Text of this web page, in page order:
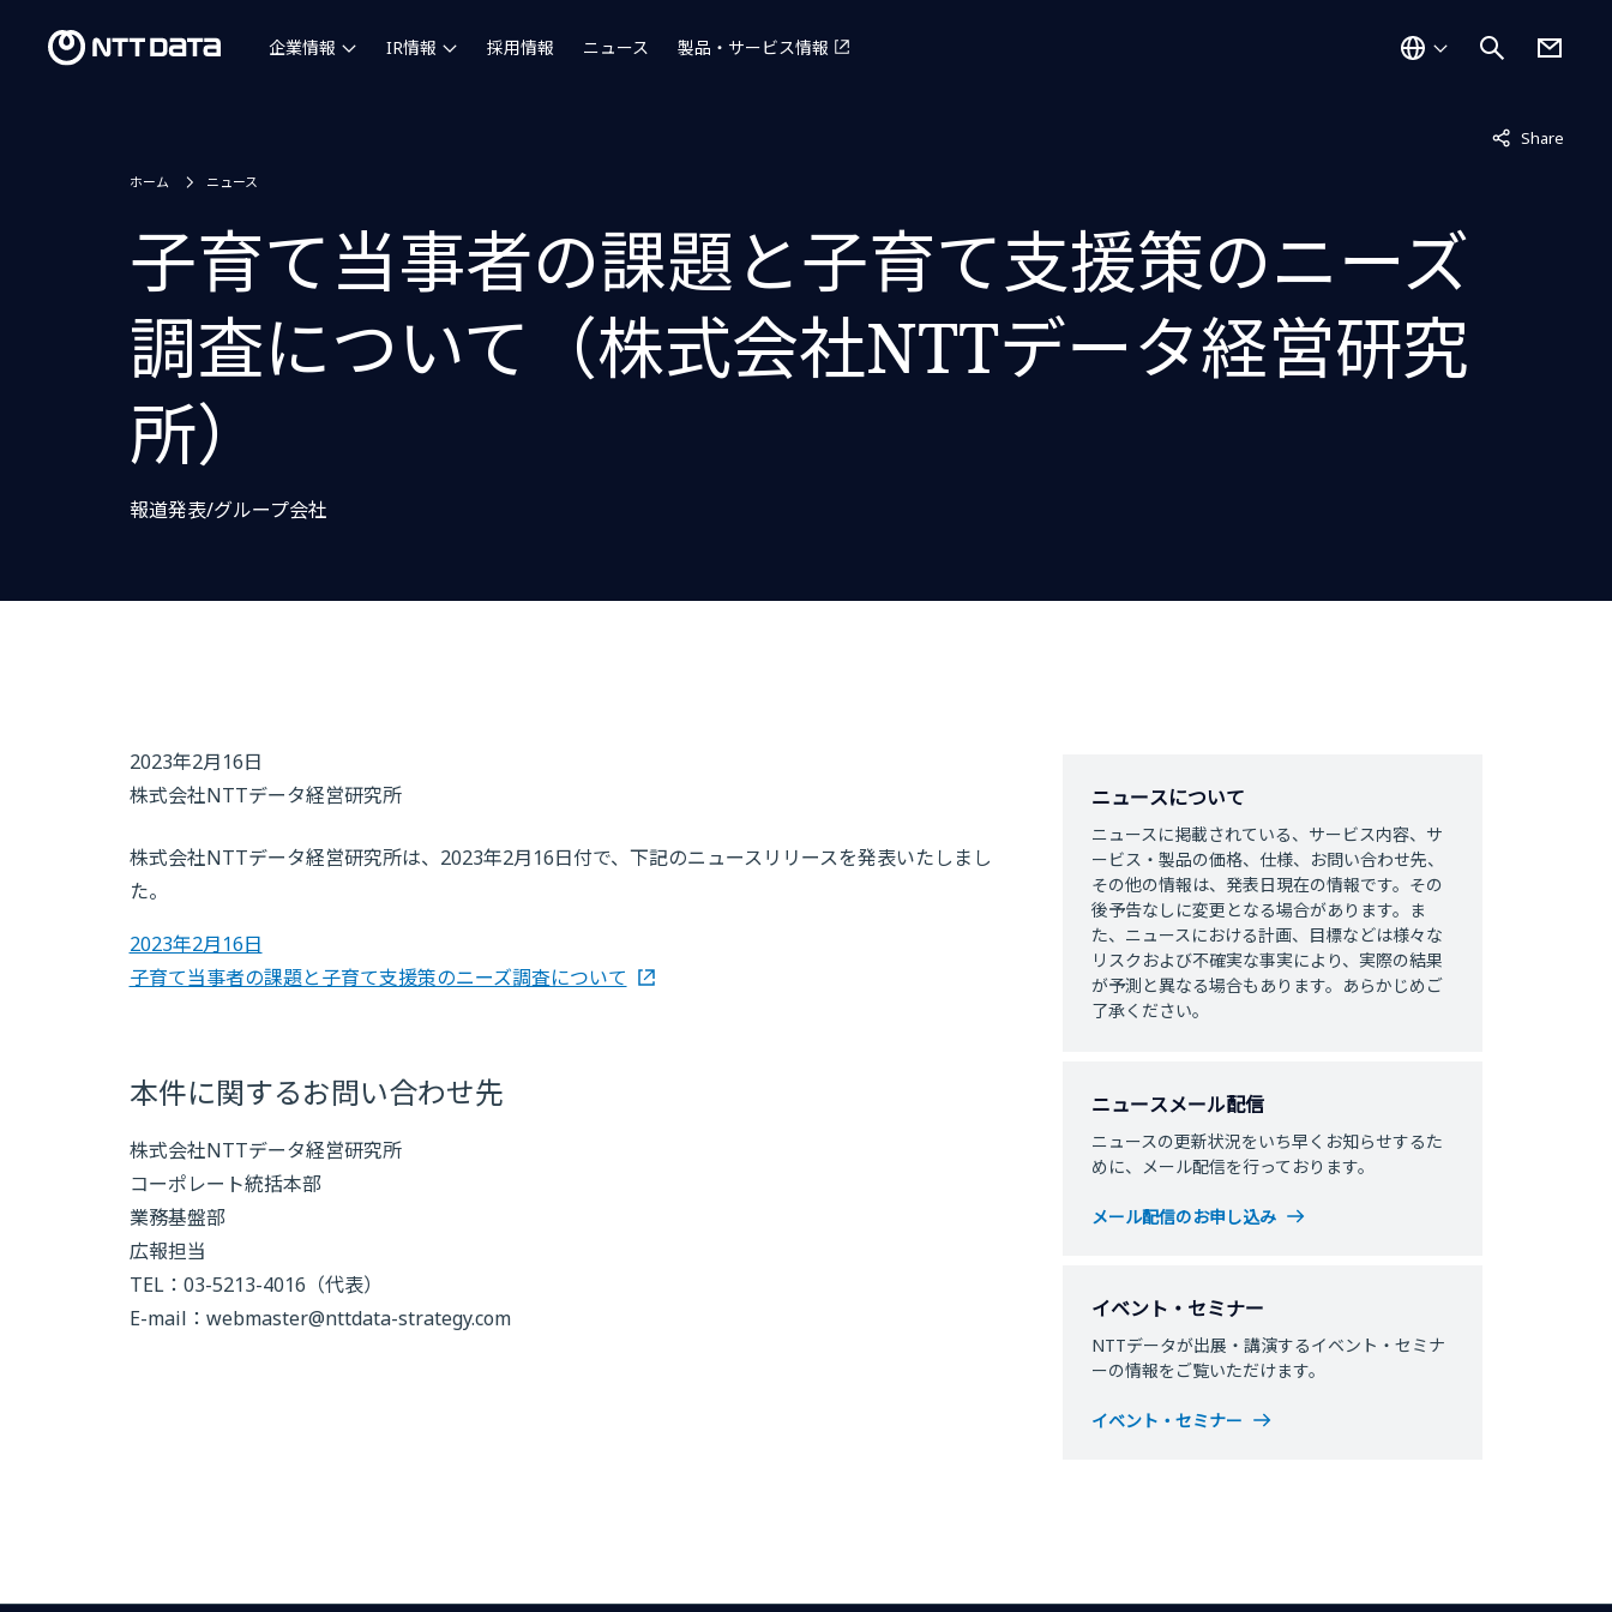
企業情報 IR情報 採用情報 ニュース 製品・サービス情報
Share
非表示中
ホーム ニュース
子育て当事者の課題と子育て支援策のニーズ
調査について（株式会社NTTデータ経営研究
所）
報道発表/グループ会社
2023年2月16日
株式会社NTTデータ経営研究所
株式会社NTTデータ経営研究所は、2023年2月16日付で、下記のニュースリリースを発表いたしまし
た。
2023年2月16日
子育て当事者の課題と子育て支援策のニーズ調査について
本件に関するお問い合わせ先
株式会社NTTデータ経営研究所
コーポレート統括本部
業務基盤部
広報担当
TEL：03-5213-4016（代表）
E-mail： webmaster@nttdata-strategy.com
ニュースについて
ニュースに掲載されている、サービス内容、サ
ービス・製品の価格、仕様、お問い合わせ先、
その他の情報は、発表日現在の情報です。その
後予告なしに変更となる場合があります。ま
た、ニュースにおける計画、目標などは様々な
リスクおよび不確実な事実により、実際の結果
が予測と異なる場合もあります。あらかじめご
了承ください。
ニュースメール配信
ニュースの更新状況をいち早くお知らせするた
めに、メール配信を行っております。
メール配信のお申し込み
イベント・セミナー
NTTデータが出展・講演するイベント・セミナ
ーの情報をご覧いただけます。
イベント・セミナー